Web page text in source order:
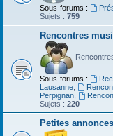
Sous-forums :
Sujets : 759
Rencontres
Sous-forums :
Lausanne
Perpignan
Sujets : 220
Petites annonces